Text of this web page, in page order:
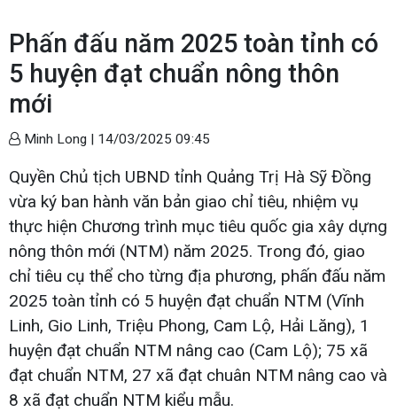
Phấn đấu năm 2025 toàn tỉnh có
5 huyện đạt chuẩn nông thôn
mới
Minh Long | 14/03/2025 09:45
Quyền Chủ tịch UBND tỉnh Quảng Trị Hà Sỹ Đồng
vừa ký ban hành văn bản giao chỉ tiêu, nhiệm vụ
thực hiện Chương trình mục tiêu quốc gia xây dựng
nông thôn mới (NTM) năm 2025. Trong đó, giao
chỉ tiêu cụ thể cho từng địa phương, phấn đấu năm
2025 toàn tỉnh có 5 huyện đạt chuẩn NTM (Vĩnh
Linh, Gio Linh, Triệu Phong, Cam Lộ, Hải Lăng), 1
huyện đạt chuẩn NTM nâng cao (Cam Lộ); 75 xã
đạt chuẩn NTM, 27 xã đạt chuân NTM nâng cao và
8 xã đạt chuẩn NTM kiểu mẫu.